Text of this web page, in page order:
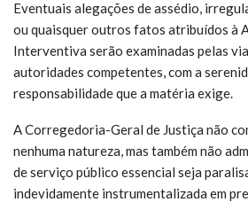
Eventuais alegações de assédio,
ou quaisquer outros fatos atribuídos à
Interventiva serão examinadas pelas
autoridades competentes, com a
responsabilidade que a matéria exige.
A Corregedoria-Geral de Justiça não
nenhuma natureza, mas também não
de serviço público essencial seja
indevidamente instrumentalizada em